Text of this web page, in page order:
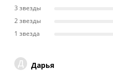
3 звезды
2 звезды
1 звезда
Д Дарья